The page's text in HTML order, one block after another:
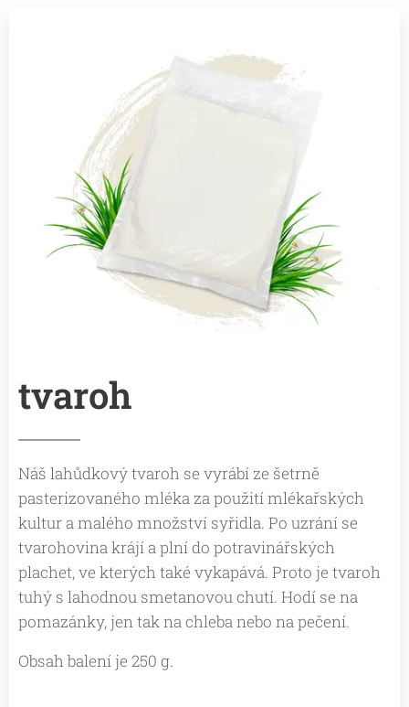
tvaroh
Náš lahůdkový tvaroh se vyrábí ze šetrně
pasterizovaného mléka za použití mlékařských
kultur a malého množství syřidla. Po uzrání se
tvarohovina krájí a plní do potravinářských
plachet, ve kterých také vykapává. Proto je tvaroh
tuhý s lahodnou smetanovou chutí. Hodí se na
pomazánky, jen tak na chleba nebo na pečení.
Obsah balení je 250 g.